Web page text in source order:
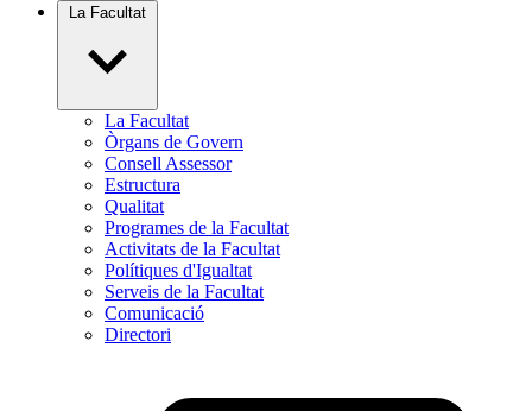
La Facultat
La Facultat
Òrgans de Govern
Consell Assessor
Estructura
Qualitat
Programes de la Facultat
Activitats de la Facultat
Polítiques d'Igualtat
Serveis de la Facultat
Comunicació
Directori